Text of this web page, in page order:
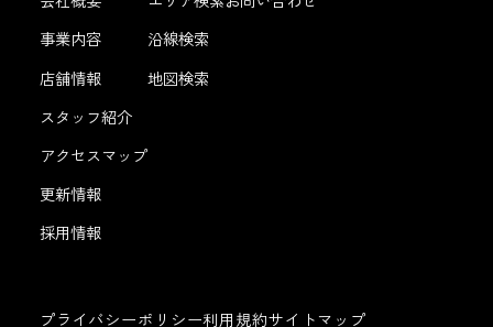
事業内容
店舗情報
スタッフ紹介
アクセスマップ
更新情報
採用情報
沿線検索
地図検索
プライバシーポリシー利用規約サイトマップ